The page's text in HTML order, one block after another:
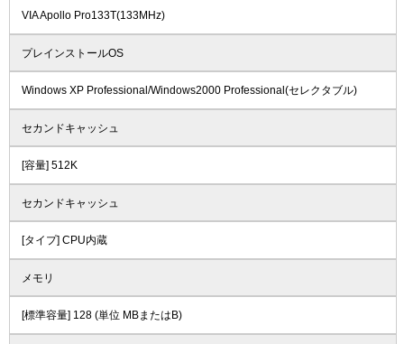
VIA Apollo Pro133T(133MHz)
プレインストールOS
Windows XP Professional/Windows2000 Professional(セレクタブル)
セカンドキャッシュ
[容量] 512K
セカンドキャッシュ
[タイプ] CPU内蔵
メモリ
[標準容量] 128 (単位 MBまたはB)